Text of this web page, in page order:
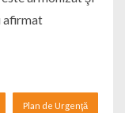
afirmat
Plan de Urgenţă